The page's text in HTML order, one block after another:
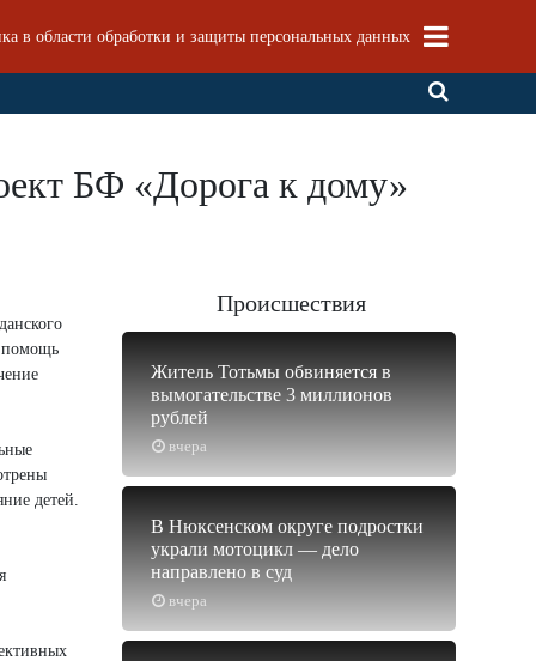
в области обработки и защиты персональных данных
БФ «Дорога к дому»
помощь
детей.
Происшествия
вчера
Житель Тотьмы обвиняется в
вымогательстве 3 миллионов
рублей
вчера
В Нюксенском округе подростки
украли мотоцикл — дело
направлено в суд